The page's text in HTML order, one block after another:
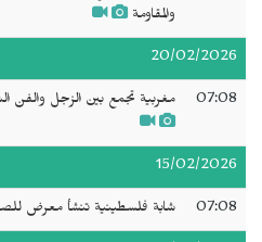
والمقاومة
20/02/2026
07:08 مغربية تجمع بين الزجل والفن
15/02/2026
07:08 شابة فلسطينية تنشأ معرض